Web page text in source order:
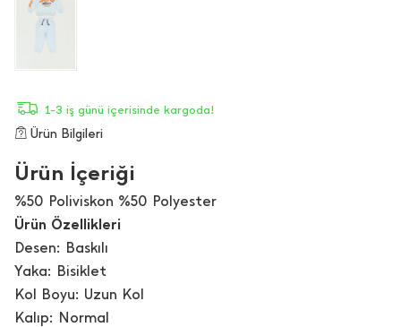
1-3 iş günü içerisinde kargoda!
Ürün Bilgileri
Ürün İçeriği
%50 Poliviskon %50 Polyester
Ürün Özellikleri
Desen: Baskılı
Yaka: Bisiklet
Kol Boyu: Uzun Kol
Kalıp: Normal